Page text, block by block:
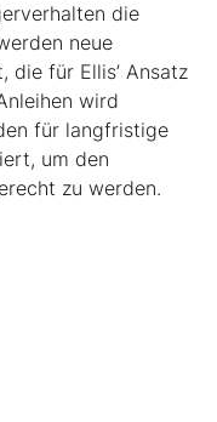
die
neue
die für Ellis’ Ansatz
wird
für langfristige
um den
zu werden.